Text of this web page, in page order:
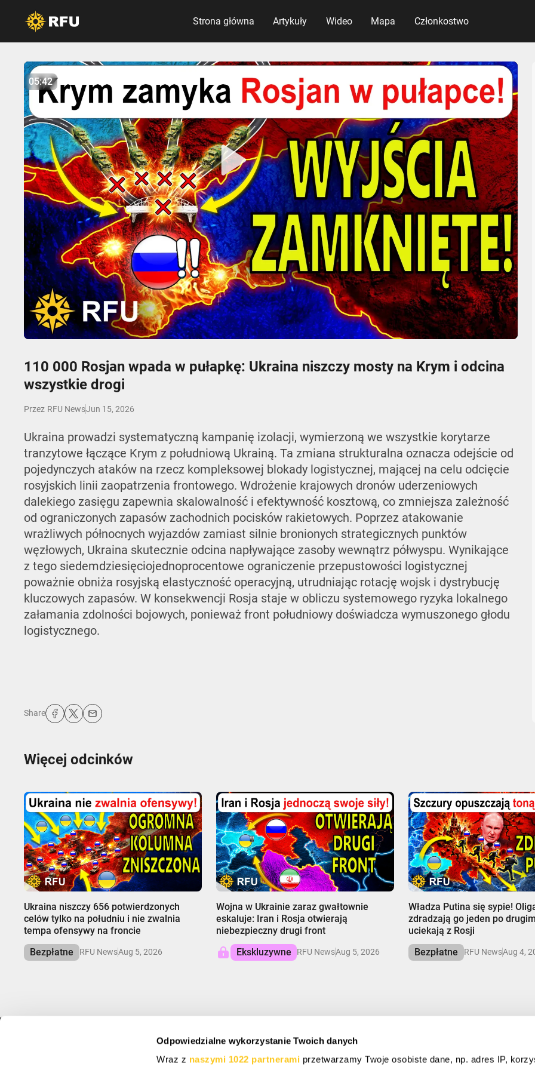
Odpowiedzialne wykorzystanie Twoich danych
Wraz z naszymi 1022 partnerami przetwarzamy Twoje osobiste dane, np. adres IP,
Strona główna Artykuły Wideo Mapa Członkostwo
Play
05:42
Mute Settings
Enter
No items found.
05:42
110 000 Rosjan wpada w pułapkę: Ukraina niszczy mosty na Krym i odcina
wszystkie drogi
Przez RFU NewsJun 15, 2026
Ukraina prowadzi systematyczną kampanię izolacji, wymierzoną we wszystkie korytarze
tranzytowe łączące Krym z południową Ukrainą. Ta zmiana strukturalna oznacza odejście od
pojedynczych ataków na rzecz kompleksowej blokady logistycznej, mającej na celu odcięcie
rosyjskich linii zaopatrzenia frontowego. Wdrożenie krajowych dronów uderzeniowych
dalekiego zasięgu zapewnia skalowalność i efektywność kosztową, co zmniejsza zależność
od ograniczonych zapasów zachodnich pocisków rakietowych. Poprzez atakowanie
wrażliwych północnych wyjazdów zamiast silnie bronionych strategicznych punktów
węzłowych, Ukraina skutecznie odcina napływające zasoby wewnątrz półwyspu. Wynikające
z tego siedemdziesięciojednoprocentowe ograniczenie przepustowości logistycznej
poważnie obniża rosyjską elastyczność operacyjną, utrudniając rotację wojsk i dystrybucję
kluczowych zapasów. W konsekwencji Rosja staje w obliczu systemowego ryzyka lokalnego
załamania zdolności bojowych, ponieważ front południowy doświadcza wymuszonego głodu
logistycznego.
Share
Więcej odcinków
Ukraina niszczy 656 potwierdzonych
celów tylko na południu i nie zwalnia
tempa ofensywy na froncie
Bezpłatne
RFU NewsAug 5, 2026
Wojna w Ukrainie zaraz gwałtownie
eskaluje: Iran i Rosja otwierają
niebezpieczny drugi front
Ekskluzywne
RFU NewsAug 5, 2026
Władza Putina się sypie!
zdradzają go jeden po
uciekają z Rosji
Bezpłatne
RFU NewsAug 4,
Zapisz się, aby otrzymać specjalne oferty, darmowe prezenty i oferty życia.